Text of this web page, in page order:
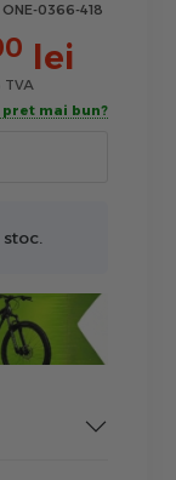
ONE-0366-418
lei
TVA
mai bun?